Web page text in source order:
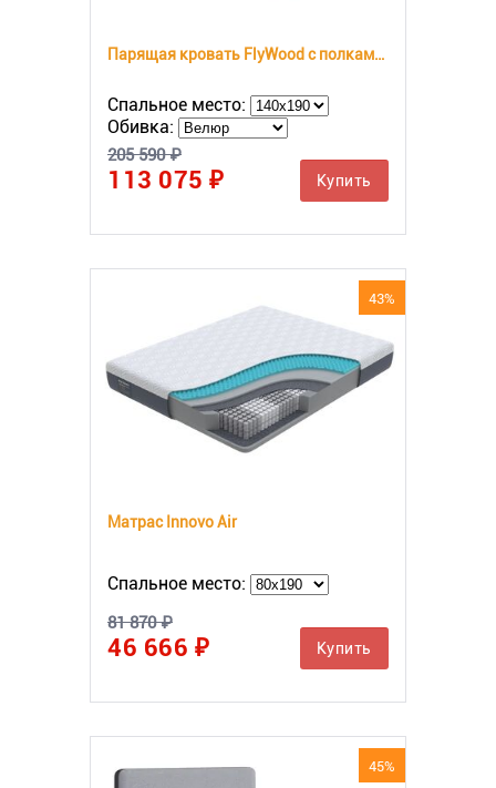
Парящая кровать FlyWood с полками (береза)
Спальное место:
Обивка:
205 590 ₽
113 075 ₽ Купить
43%
Матрас Innovo Air
Спальное место:
81 870 ₽
46 666 ₽ Купить
45%